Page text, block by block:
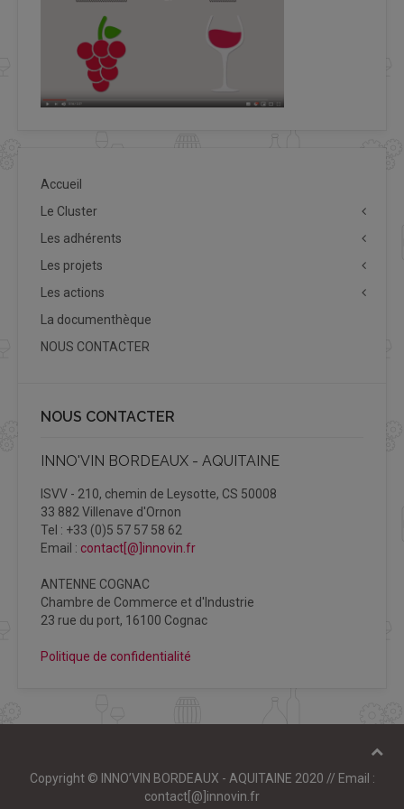
Accueil
Le Cluster
Les adhérents
Les projets
Les actions
La documenthèque
NOUS CONTACTER
NOUS CONTACTER
INNO'VIN BORDEAUX - AQUITAINE
ISVV - 210, chemin de Leysotte, CS 50008
33 882 Villenave d'Ornon
Tel : +33 (0)5 57 57 58 62
Email : contact[@]innovin.fr
ANTENNE COGNAC
Chambre de Commerce et d'Industrie
23 rue du port, 16100 Cognac
Politique de confidentialité
Copyright © INNO’VIN BORDEAUX - AQUITAINE 2020 // Email :
contact[@]innovin.fr